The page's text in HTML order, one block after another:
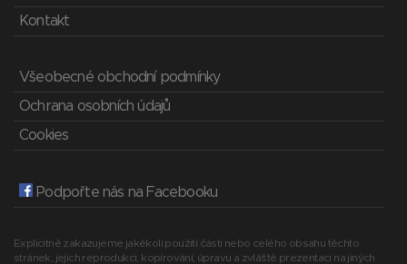
Kontakt
Všeobecné obchodní podmínky
Ochrana osobních údajů
Cookies
Podpořte nás na Facebooku
Explicitně zakazujeme jakékoli použití části nebo celého obsahu těchto
stránek, jejich reprodukci, kopírování, úpravu a zvláště prezentaci na jiných